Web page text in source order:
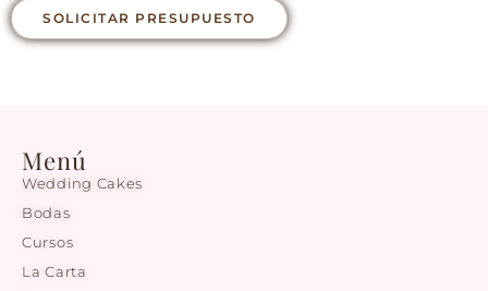
SOLICITAR PRESUPUESTO
Menú
Wedding Cakes
Bodas
Cursos
La Carta